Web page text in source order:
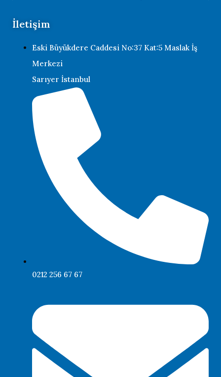
İletişim
Eski Büyükdere Caddesi No:37 Kat:5 Maslak İş
Merkezi
Sarıyer İstanbul
0212 256 67 67